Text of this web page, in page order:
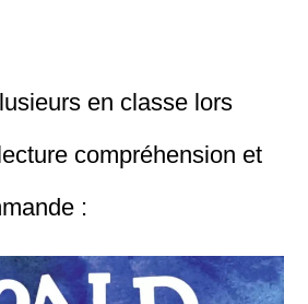
en classe lors
compréhension et
: